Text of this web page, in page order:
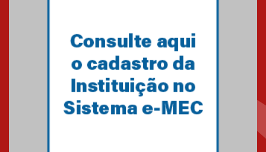
Primeiro culto do ano ressalta o
27.02.2026